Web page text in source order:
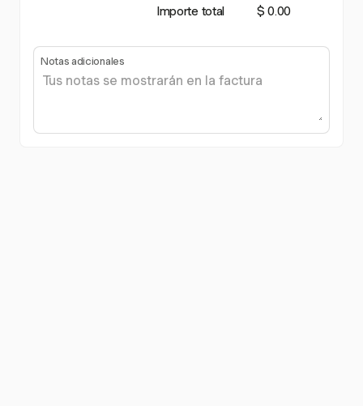
Importe total
$ 0.00
Notas adicionales